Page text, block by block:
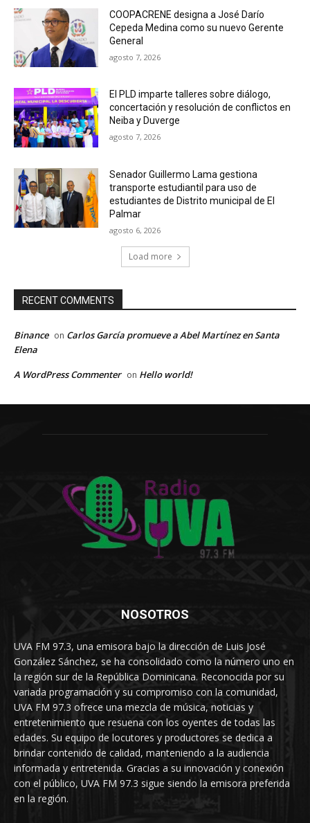
COOPACRENE designa a José Darío
Cepeda Medina como su nuevo Gerente
General
agosto 7, 2026
El PLD imparte talleres sobre diálogo,
concertación y resolución de conflictos en
Neiba y Duverge
agosto 7, 2026
Senador Guillermo Lama gestiona
transporte estudiantil para uso de
estudiantes de Distrito municipal de El
Palmar
agosto 6, 2026
Load more
RECENT COMMENTS
Binance on Carlos García promueve a Abel Martínez en Santa
Elena
A WordPress Commenter on Hello world!
NOSOTROS
UVA FM 97.3, una emisora bajo la dirección de Luis José
González Sánchez, se ha consolidado como la número uno en
la región sur de la República Dominicana. Reconocida por su
variada programación y su compromiso con la comunidad,
UVA FM 97.3 ofrece una mezcla de música, noticias y
entretenimiento que resuena con los oyentes de todas las
edades. Su equipo de locutores y productores se dedica a
brindar contenido de calidad, manteniendo a la audiencia
informada y entretenida. Gracias a su innovación y conexión
con el público, UVA FM 97.3 sigue siendo la emisora preferida
en la región.